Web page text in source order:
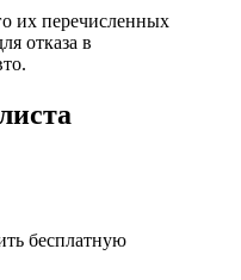
их перечисленных
отказа в
бесплатную